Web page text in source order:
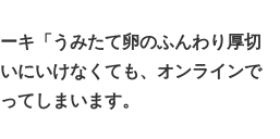
キ「うみたて卵のふんわり厚切
にいけなくても、オンラインで
てしまいます。